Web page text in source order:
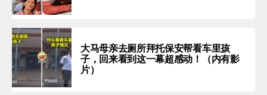
大马母亲去厕所拜托保安帮看车里孩
子，回来看到这一幕超感动！（内有影
片）